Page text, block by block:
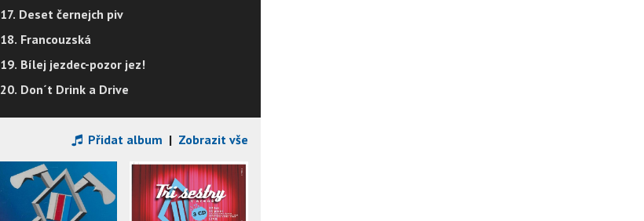
17. Deset černejch piv
18. Francouzská
19. Bílej jezdec-pozor jez!
20. Don´t Drink a Drive
Přidat album | Zobrazit vše